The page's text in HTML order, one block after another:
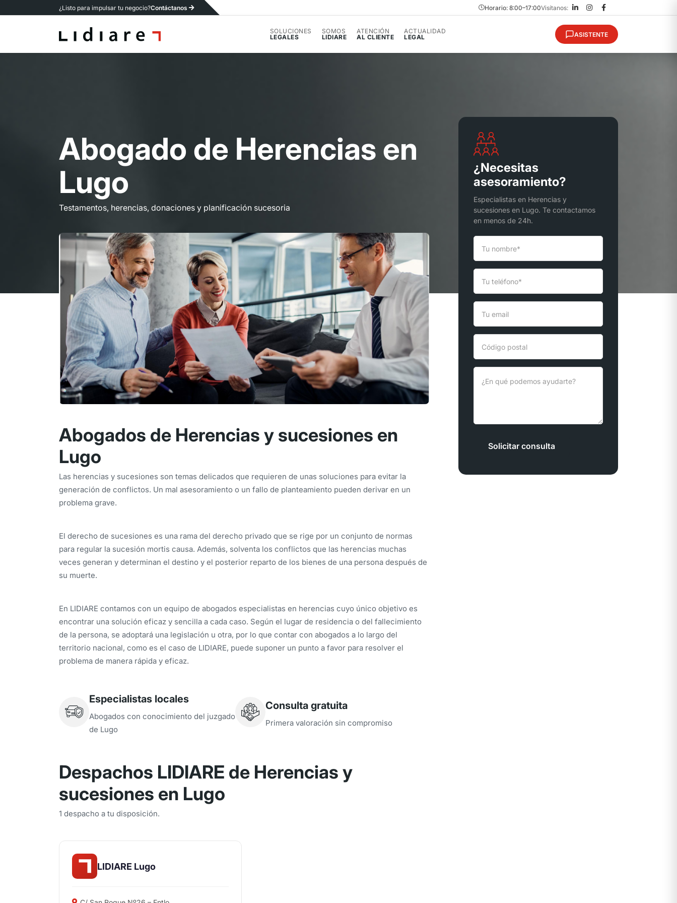
¿Listo para impulsar tu negocio?Contáctanos Horario: 8:00–17:00Visítanos:
SOLUCIONES
LEGALES
SOMOS
LIDIARE
ATENCIÓN
AL CLIENTE
ACTUALIDAD
LEGAL
ASISTENTE
Abogado de Herencias en
Lugo
Testamentos, herencias, donaciones y planificación sucesoria
Abogados de Herencias y sucesiones en
Lugo
Las herencias y sucesiones son temas delicados que requieren de unas soluciones para evitar la
generación de conflictos. Un mal asesoramiento o un fallo de planteamiento pueden derivar en un
problema grave.
El derecho de sucesiones es una rama del derecho privado que se rige por un conjunto de normas
para regular la sucesión mortis causa. Además, solventa los conflictos que las herencias muchas
veces generan y determinan el destino y el posterior reparto de los bienes de una persona después de
su muerte.
En LIDIARE contamos con un equipo de abogados especialistas en herencias cuyo único objetivo es
encontrar una solución eficaz y sencilla a cada caso. Según el lugar de residencia o del fallecimiento
de la persona, se adoptará una legislación u otra, por lo que contar con abogados a lo largo del
territorio nacional, como es el caso de LIDIARE, puede suponer un punto a favor para resolver el
problema de manera rápida y eficaz.
Especialistas locales
Abogados con conocimiento del juzgado
de Lugo
Consulta gratuita
Primera valoración sin compromiso
Despachos LIDIARE de Herencias y
sucesiones en Lugo
1 despacho a tu disposición.
LIDIARE Lugo
¿Necesitas
asesoramiento?
Especialistas en Herencias y
sucesiones en Lugo. Te contactamos
en menos de 24h.
Solicitar consulta